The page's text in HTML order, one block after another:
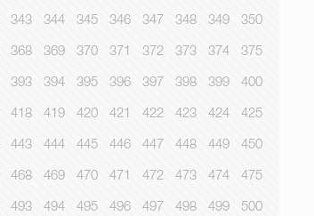
343 344 345 346 347 348 349 350
368 369 370 371 372 373 374 375
393 394 395 396 397 398 399 400
418 419 420 421 422 423 424 425
443 444 445 446 447 448 449 450
468 469 470 471 472 473 474 475
493 494 495 496 497 498 499 500